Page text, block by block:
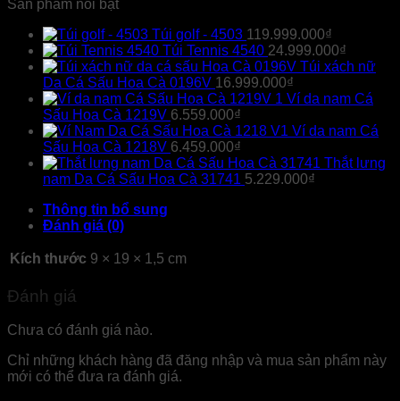
Sản phẩm nổi bật
Túi golf - 4503 119.999.000₫
Túi Tennis 4540 24.999.000₫
Túi xách nữ
Da Cá Sấu Hoa Cà 0196V 16.999.000₫
Ví da nam Cá
Sấu Hoa Cà 1219V 6.559.000₫
Ví da nam Cá
Sấu Hoa Cà 1218V 6.459.000₫
Thắt lưng
nam Da Cá Sấu Hoa Cà 31741 5.229.000₫
Thông tin bổ sung
Đánh giá (0)
Kích thước 9 × 19 × 1,5 cm
Đánh giá
Chưa có đánh giá nào.
Chỉ những khách hàng đã đăng nhập và mua sản phẩm này
mới có thể đưa ra đánh giá.